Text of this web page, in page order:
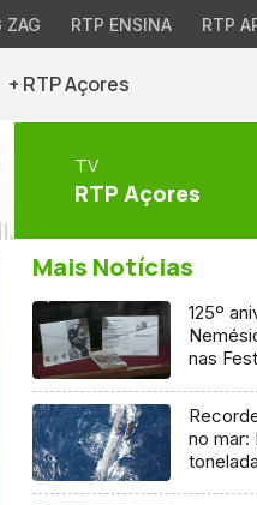
ZAG RTP ENSINA RTP
+ RTP Açores
TV
RTP Açores
Mais Notícias
125º
nas
no mar: